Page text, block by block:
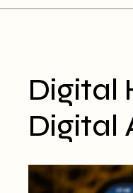
Digital
Digital